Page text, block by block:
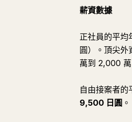
總結：你該選擇哪項技能？薪資數據
正社員的平
圓）。頂尖
萬到 2,000
自由接案者
9,500 日圓 。